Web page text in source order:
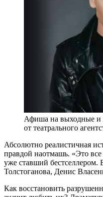
Афиша на выходные и
от театрального
Абсолютно реалистичная
правдой наотмашь. «Это
уже ставший
Толстоганова, Денис
Как восстановить